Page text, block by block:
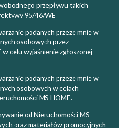
przepływu takich
95/46/WE
podanych przeze mnie w
osobowych przez
celu wyjaśnienie zgłoszonej
podanych przeze mnie w
osobowych w celach
MS HOME.
od Nieruchomości MS
oraz materiałów promocyjnych